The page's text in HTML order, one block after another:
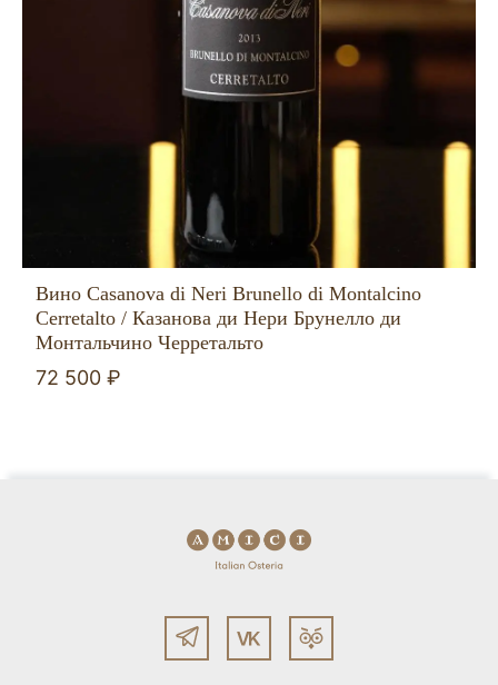
Вино Casanova di Neri Brunello di Montalcino
Cerretalto / Казанова ди Нери Брунелло ди
Монтальчино Черретальто
72 500 ₽